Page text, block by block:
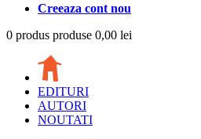
Creeaza cont nou
0 produs produse 0,00 lei
EDITURI
AUTORI
NOUTATI